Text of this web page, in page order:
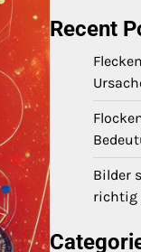
Recent
Bilder
richtig